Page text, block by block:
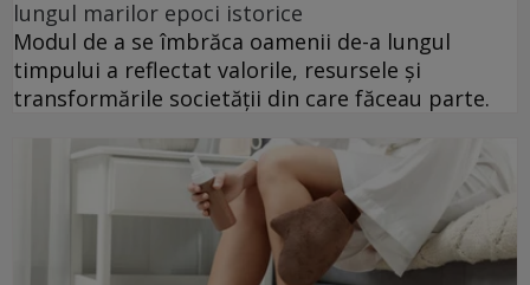
lungul marilor epoci istorice
Modul de a se îmbrăca oamenii de-a lungul
timpului a reflectat valorile, resursele și
transformările societății din care făceau parte.